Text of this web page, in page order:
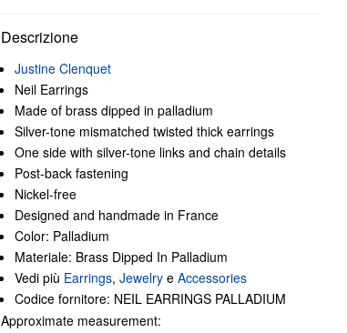
Descrizione
Justine Clenquet
Neil Earrings
Made of brass dipped in palladium
Silver-tone mismatched twisted thick earrings
One side with silver-tone links and chain details
Post-back fastening
Nickel-free
Designed and handmade in France
Color: Palladium
Materiale: Brass Dipped In Palladium
Vedi più Earrings, Jewelry e Accessories
Codice fornitore: NEIL EARRINGS PALLADIUM
Approximate measurement: